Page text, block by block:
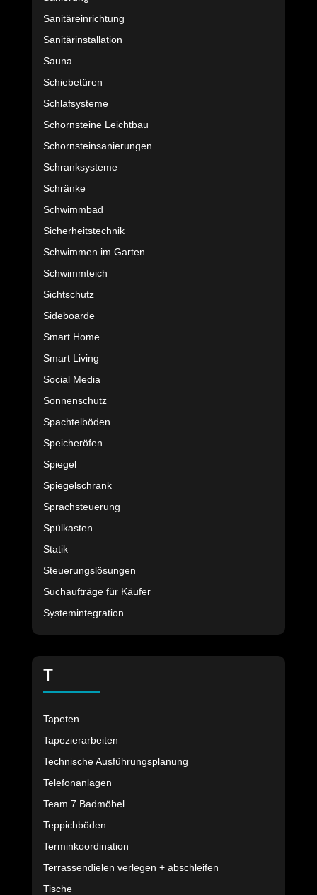
Sanitäreinrichtung
Sanitärinstallation
Sauna
Schiebetüren
Schlafsysteme
Schornsteine Leichtbau
Schornsteinsanierungen
Schranksysteme
Schränke
Schwimmbad
Sicherheitstechnik
Schwimmen im Garten
Schwimmteich
Sichtschutz
Sideboarde
Smart Home
Smart Living
Social Media
Sonnenschutz
Spachtelböden
Speicheröfen
Spiegel
Spiegelschrank
Sprachsteuerung
Spülkasten
Statik
Steuerungslösungen
Suchaufträge für Käufer
Systemintegration
T
Tapeten
Tapezierarbeiten
Technische Ausführungsplanung
Telefonanlagen
Team 7 Badmöbel
Teppichböden
Terminkoordination
Terrassendielen verlegen + abschleifen
Tische